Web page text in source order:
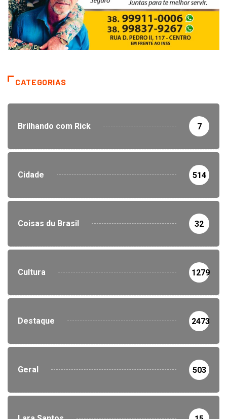
CATEGORIAS
Brilhando com Rick 7
Cidade 514
Coisas du Brasil 32
Cultura 1279
Destaque 2473
Geral 503